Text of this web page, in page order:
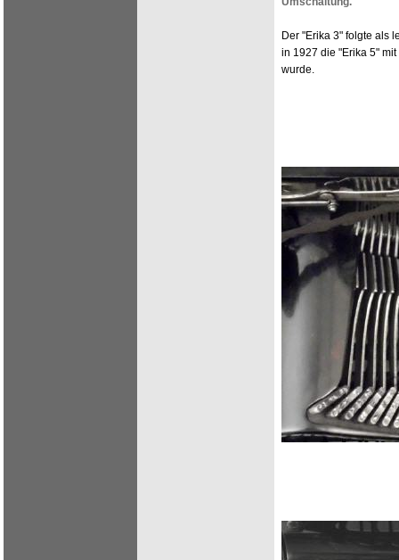
Der "Erika 3" folgte als
in 1927 die "Erika 5"
wurde.